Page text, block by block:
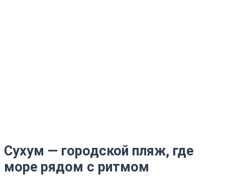
Сухум — городской пляж, где
море рядом с ритмом